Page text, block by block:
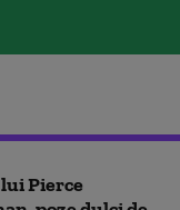
Pierce